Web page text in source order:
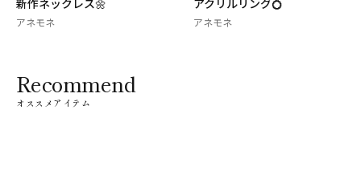
新作ネックレス🌼
アネモネ
アクリルリング💍
アネモネ
Recommend
オススメアイテム